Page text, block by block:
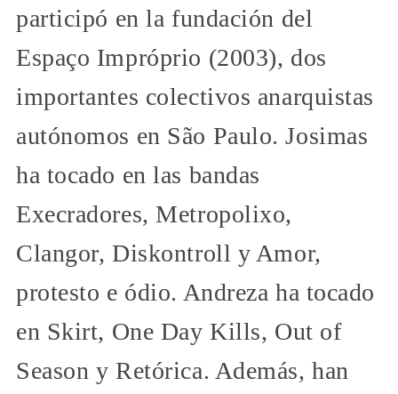
participó en la fundación del
Espaço Impróprio (2003), dos
importantes colectivos anarquistas
autónomos en São Paulo. Josimas
ha tocado en las bandas
Execradores, Metropolixo,
Clangor, Diskontroll y Amor,
protesto e ódio. Andreza ha tocado
en Skirt, One Day Kills, Out of
Season y Retórica. Además, han